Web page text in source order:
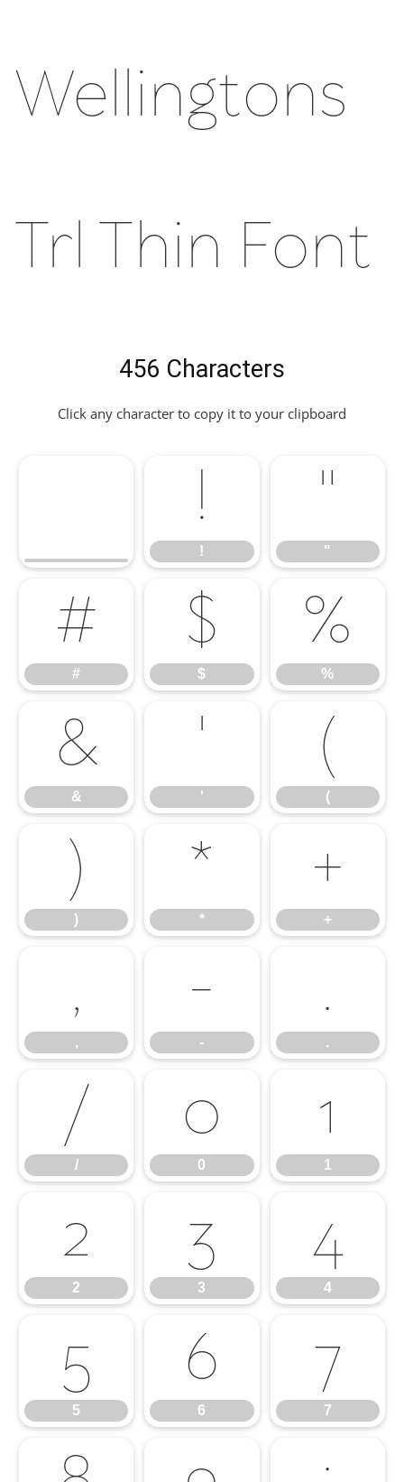
Wellingtons
Trl Thin Font
456 Characters
Click any character to copy it to your clipboard
!
!
"
"
#
#
$
$
%
%
&
&
'
'
(
(
)
)
*
*
+
+
,
,
-
-
.
.
/
/
0
0
1
1
2
2
3
3
4
4
5
5
6
6
7
7